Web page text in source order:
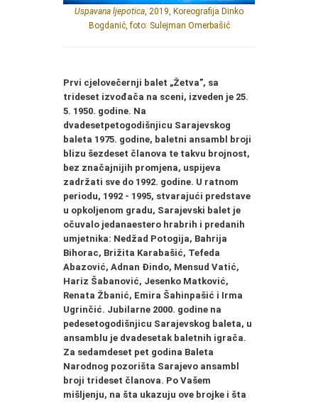
Uspavana ljepotica , 2019, Koreografija Dinko
Bogdanić, foto: Sulejman Omerbašić
Prvi cjelovečernji balet „Žetva”, sa
trideset izvođača na sceni, izveden je 25.
5. 1950. godine. Na
dvadesetpetogodišnjicu Sarajevskog
baleta 1975. godine, baletni ansambl broji
blizu šezdeset članova te takvu brojnost,
bez značajnijih promjena, uspijeva
zadržati sve do 1992. godine. U ratnom
periodu, 1992 - 1995, stvarajući predstave
u opkoljenom gradu, Sarajevski balet je
očuvalo jedanaestero hrabrih i predanih
umjetnika: Nedžad Potogija, Bahrija
Bihorac, Brižita Karabašić, Tefeda
Abazović, Adnan Đindo, Mensud Vatić,
Hariz Šabanović, Jesenko Matković,
Renata Žbanić, Emira Šahinpašić i Irma
Ugrinčić. Jubilarne 2000. godine na
pedesetogodišnjicu Sarajevskog baleta, u
ansamblu je dvadesetak baletnih igrača.
Za sedamdeset pet godina Baleta
Narodnog pozorišta Sarajevo ansambl
broji trideset članova. Po Vašem
mišljenju, na šta ukazuju ove brojke i šta